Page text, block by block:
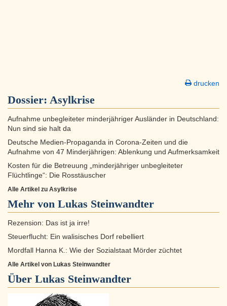
drucken
Dossier: Asylkrise
Aufnahme unbegleiteter minderjähriger Ausländer in Deutschland:
Nun sind sie halt da
Deutsche Medien-Propaganda in Corona-Zeiten und die
Aufnahme von 47 Minderjährigen: Ablenkung und Aufmerksamkeit
Kosten für die Betreuung „minderjähriger unbegleiteter
Flüchtlinge“: Die Rosstäuscher
Alle Artikel zu Asylkrise
Mehr von Lukas Steinwandter
Rezension: Das ist ja irre!
Steuerflucht: Ein walisisches Dorf rebelliert
Mordfall Hanna K.: Wie der Sozialstaat Mörder züchtet
Alle Artikel von Lukas Steinwandter
Über Lukas Steinwandter